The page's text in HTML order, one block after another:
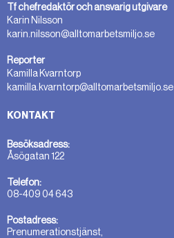
Tf chefredaktör och ansvarig utgivare
Karin Nilsson
karin.nilsson@alltomarbetsmiljo.se
Reporter
Kamilla Kvarntorp
kamilla.kvarntorp@alltomarbetsmiljo.se
KONTAKT
Besöksadress:
Åsögatan 122
Telefon:
08-409 04 643
Postadress:
Prenumerationstjänst,